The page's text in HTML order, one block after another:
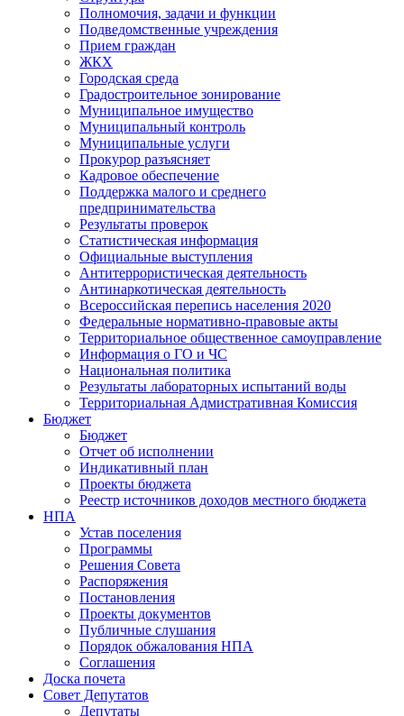
Полномочия, задачи и функции
Подведомственные учреждения
Прием граждан
ЖКХ
Городская среда
Градостроительное зонирование
Муниципальное имущество
Муниципальный контроль
Муниципальные услуги
Прокурор разъясняет
Кадровое обеспечение
Поддержка малого и среднего
предпринимательства
Результаты проверок
Статистическая информация
Официальные выступления
Антитеррористическая деятельность
Антинаркотическая деятельность
Всероссийская перепись населения 2020
Федеральные нормативно-правовые акты
Территориальное общественное самоуправление
Информация о ГО и ЧС
Национальная политика
Результаты лабораторных испытаний воды
Территориальная Адмистративная Комиссия
Бюджет
Бюджет
Отчет об исполнении
Индикативный план
Проекты бюджета
Реестр источников доходов местного бюджета
НПА
Устав поселения
Программы
Решения Совета
Распоряжения
Постановления
Проекты документов
Публичные слушания
Порядок обжалования НПА
Соглашения
Доска почета
Совет Депутатов
Депутаты